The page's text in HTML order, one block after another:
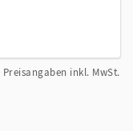
Preisangaben inkl. MwSt.